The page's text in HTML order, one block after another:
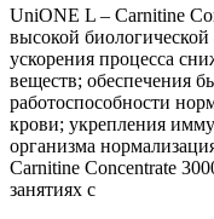
UniONE L – Carnitine
высокой
ускорения процесса
веществ; обеспечения
работоспособности
крови; укрепления
организма
Carnitine Concentrate
занятиях с